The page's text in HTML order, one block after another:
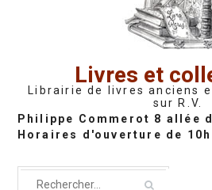
Livres et
Librairie de livres anciens
sur R.V.